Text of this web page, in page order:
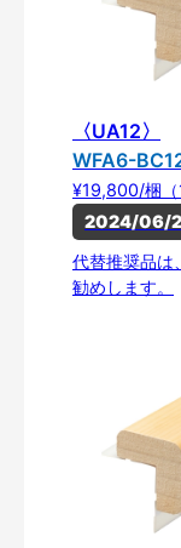
〈UA12〉
WFA6-
¥19,800/梱（
2024/06/
代替推奨品
勧めします。